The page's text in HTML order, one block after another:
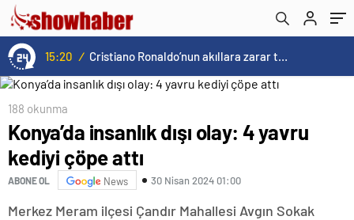
15:20 / Cristiano Ronaldo’nun akıllara zarar tüm kariyerinin istatistiğini çıkardık !
188 okunma
Konya’da insanlık dışı olay: 4 yavru
kediyi çöpe attı
ABONE OL News 30 Nisan 2024 01:00
Merkez Meram ilçesi Çandır Mahallesi Avgın Sokak
gösterildi’